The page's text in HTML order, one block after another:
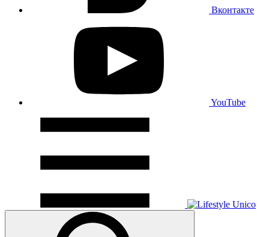
Вконтакте
YouTube